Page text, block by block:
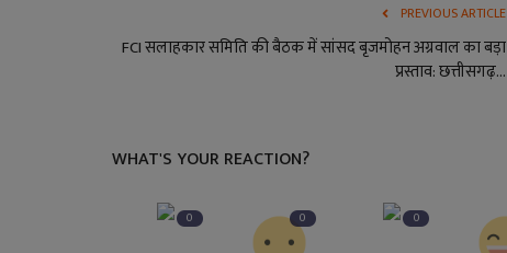
PREVIOUS ARTICLE
FCI सलाहकार समिति की बैठक में सांसद बृजमोहन अग्रवाल का बड़ा
प्रस्ताव: छत्तीसगढ़...
WHAT'S YOUR REACTION?
0 0 0